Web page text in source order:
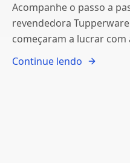
Acompanhe o passo a
revendedora
começaram a lucrar com
Continue lendo